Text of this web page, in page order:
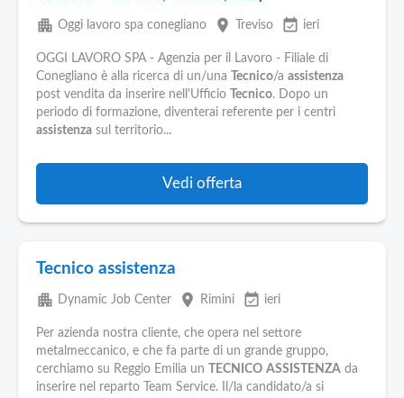
apartment Oggi lavoro spa conegliano place Treviso event_available ieri
OGGI LAVORO SPA - Agenzia per il Lavoro - Filiale di
Conegliano è alla ricerca di un/una
Tecnico/a assistenza
post vendita da inserire nell'Ufficio
Tecnico. Dopo un
periodo di formazione, diventerai referente per i centri
assistenza sul territorio...
Vedi offerta
Tecnico assistenza
apartment Dynamic Job Center place Rimini event_available ieri
Per azienda nostra cliente, che opera nel settore
metalmeccanico, e che fa parte di un grande gruppo,
cerchiamo su Reggio Emilia un
TECNICO ASSISTENZA da
inserire nel reparto Team Service. Il/la candidato/a si